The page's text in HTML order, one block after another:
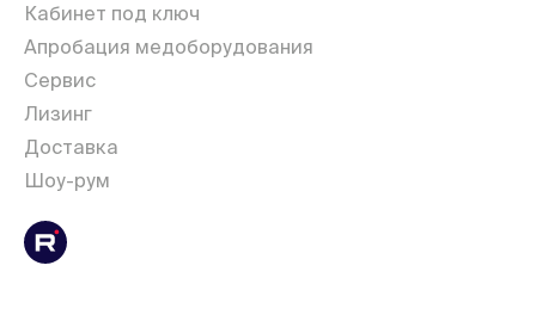
Кабинет под ключ
Апробация медоборудования
Сервис
Лизинг
Доставка
Шоу-рум